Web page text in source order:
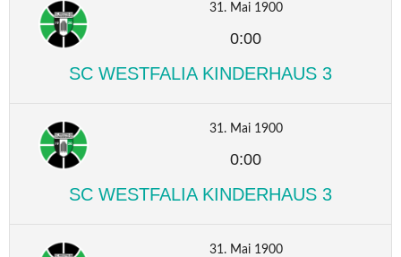
31. Mai 1900
0:00
SC WESTFALIA KINDERHAUS 3
31. Mai 1900
0:00
SC WESTFALIA KINDERHAUS 3
31. Mai 1900